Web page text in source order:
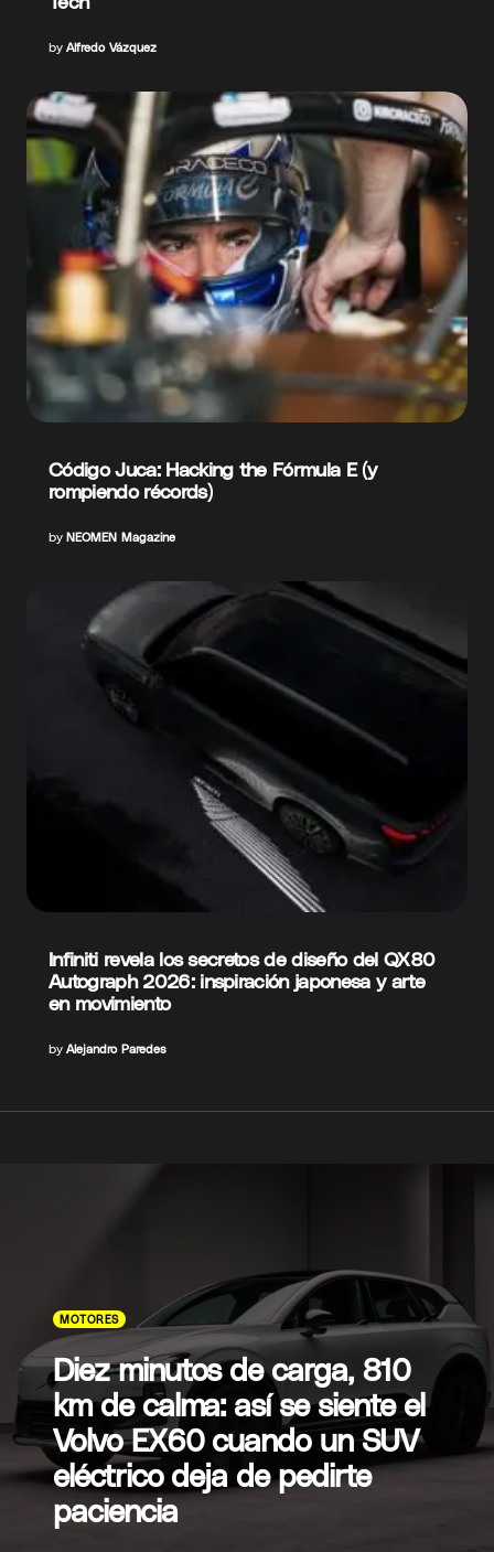
by Alfredo Vázquez
Código Juca: Hacking the Fórmula E (y
rompiendo récords)
by NEOMEN Magazine
Infiniti revela los secretos de diseño del QX80
Autograph 2026: inspiración japonesa y arte
en movimiento
by Alejandro Paredes
MOTORES
Diez minutos de carga, 810
km de calma: así se siente el
Volvo EX60 cuando un SUV
eléctrico deja de pedirte
paciencia